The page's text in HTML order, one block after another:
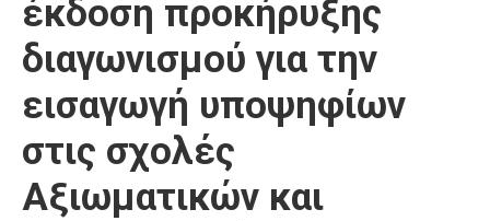
έκδοση προκήρυξης
διαγωνισμού για την
εισαγωγή υποψηφίων
στις σχολές
Αξιωματικών και